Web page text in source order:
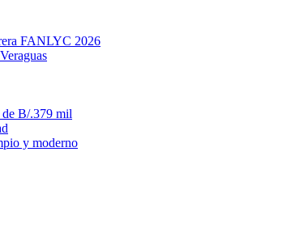
FANLYC 2026
de B/.379 mil
y moderno